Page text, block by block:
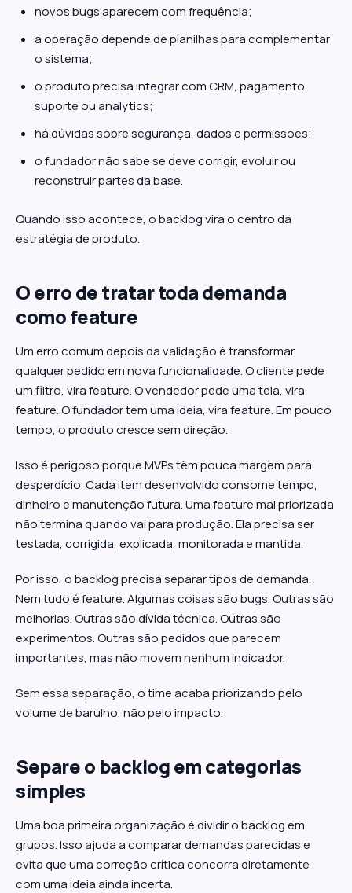
novos bugs aparecem com frequência;
a operação depende de planilhas para complementar
o sistema;
o produto precisa integrar com CRM, pagamento,
suporte ou analytics;
há dúvidas sobre segurança, dados e permissões;
o fundador não sabe se deve corrigir, evoluir ou
reconstruir partes da base.
Quando isso acontece, o backlog vira o centro da
estratégia de produto.
O erro de tratar toda demanda
como feature
Um erro comum depois da validação é transformar
qualquer pedido em nova funcionalidade. O cliente pede
um filtro, vira feature. O vendedor pede uma tela, vira
feature. O fundador tem uma ideia, vira feature. Em pouco
tempo, o produto cresce sem direção.
Isso é perigoso porque MVPs têm pouca margem para
desperdício. Cada item desenvolvido consome tempo,
dinheiro e manutenção futura. Uma feature mal priorizada
não termina quando vai para produção. Ela precisa ser
testada, corrigida, explicada, monitorada e mantida.
Por isso, o backlog precisa separar tipos de demanda.
Nem tudo é feature. Algumas coisas são bugs. Outras são
melhorias. Outras são dívida técnica. Outras são
experimentos. Outras são pedidos que parecem
importantes, mas não movem nenhum indicador.
Sem essa separação, o time acaba priorizando pelo
volume de barulho, não pelo impacto.
Separe o backlog em categorias
simples
Uma boa primeira organização é dividir o backlog em
grupos. Isso ajuda a comparar demandas parecidas e
evita que uma correção crítica concorra diretamente
com uma ideia ainda incerta.